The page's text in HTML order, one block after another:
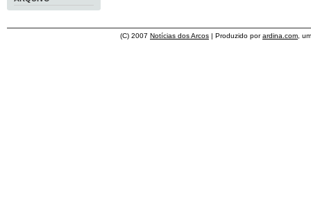
(C) 2007 Notícias dos Arcos | Produzido porardina.com ,